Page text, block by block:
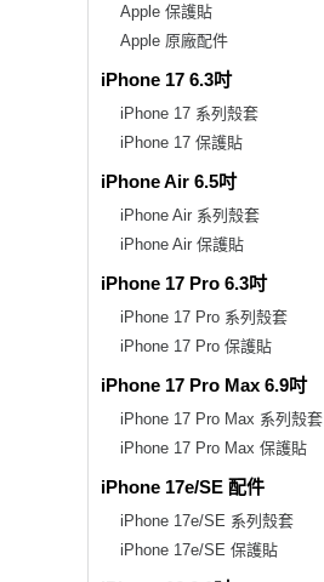
Apple 保護貼
Apple 原廠配件
iPhone 17 6.3吋
iPhone 17 系列殼套
iPhone 17 保護貼
iPhone Air 6.5吋
iPhone Air 系列殼套
iPhone Air 保護貼
iPhone 17 Pro 6.3吋
iPhone 17 Pro 系列殼套
iPhone 17 Pro 保護貼
iPhone 17 Pro Max 6.9吋
iPhone 17 Pro Max 系列殼套
iPhone 17 Pro Max 保護貼
iPhone 17e/SE 配件
iPhone 17e/SE 系列殼套
iPhone 17e/SE 保護貼